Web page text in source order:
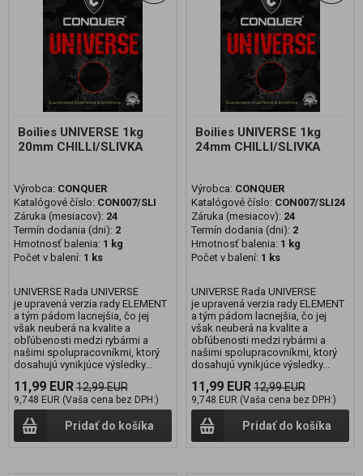
Boilies UNIVERSE 1kg
20mm CHILLI/SLIVKA
Výrobca: CONQUER
Katalógové číslo: CON007/SLI
Záruka (mesiacov): 24
Termín dodania (dni): 2
Hmotnosť balenia: 1 kg
Počet v balení: 1 ks
UNIVERSE Rada UNIVERSE
je upravená verzia rady ELEMENT
a tým pádom lacnejšia, čo jej
však neuberá na kvalite a
obľúbenosti medzi rybármi a
našimi spolupracovníkmi, ktorý
dosahujú vynikjúce výsledky...
11,99 EUR12,99 EUR
9,748 EUR (Vaša cena bez DPH:)
Pridať do košíka
Boilies UNIVERSE 1kg
24mm CHILLI/SLIVKA
Výrobca: CONQUER
Katalógové číslo: CON007/SLI24
Záruka (mesiacov): 24
Termín dodania (dni): 2
Hmotnosť balenia: 1 kg
Počet v balení: 1 ks
UNIVERSE Rada UNIVERSE
je upravená verzia rady ELEMENT
a tým pádom lacnejšia, čo jej
však neuberá na kvalite a
obľúbenosti medzi rybármi a
našimi spolupracovníkmi, ktorý
dosahujú vynikjúce výsledky...
11,99 EUR12,99 EUR
9,748 EUR (Vaša cena bez DPH:)
Pridať do košíka